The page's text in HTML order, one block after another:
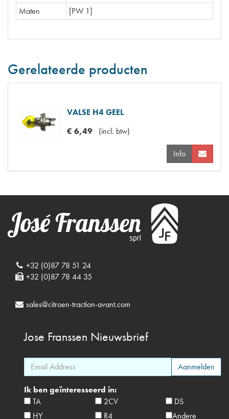
Maten
[PW 1]
Gerelateerde producten
VALSE H4 GEEL
€ 6,49 (incl. btw)
Info
+32 (0)87 78 51 24
+32 (0)87 78 44 35
sales@citroen-traction-avant.com
Jose Franssen Nieuwsbrief
Ik ben geïnteresseerd in:
TA
2CV
DS
HY
R4 Andere